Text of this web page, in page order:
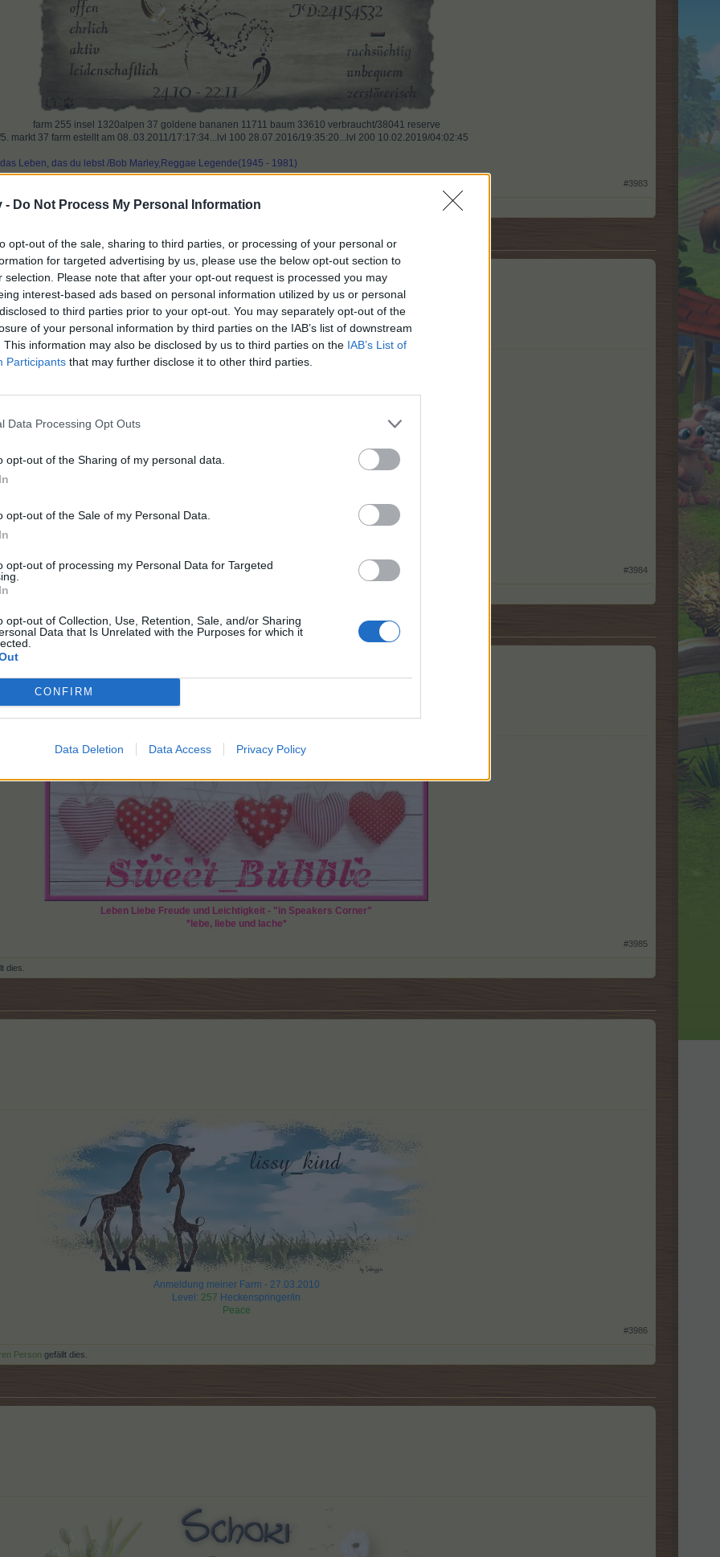
- Do Not Process My Personal Information
opt-out of the sale, sharing to third parties, or processing of your personal or
for targeted advertising by us, please use the below opt-out section to
selection. Please note that after your opt-out request is processed you may
interest-based ads based on personal information utilized by us or personal
to third parties prior to your opt-out. You may separately opt-out of the
of your personal information by third parties on the IAB’s list of downstream
This information may also be disclosed by us to third parties on the IAB’s List of
Participants that may further disclose it to other third parties.
Data Processing Opt Outs
opt-out of the Sharing of my personal data.
opt-out of the Sale of my Personal Data.
opt-out of processing my Personal Data for Targeted
opt-out of Collection, Use, Retention, Sale, and/or Sharing
Data that Is Unrelated with the Purposes for which it
CONFIRM
Data Deletion Data Access Privacy Policy
farm 255 insel 1320alpen 37 goldene bananen 11711 baum 33610 verbraucht/38041 reserve​
markt 37 farm estellt am 08..03.2011/17:17:34...lvl 100 28.07.2016/19:35:20...lvl 200 10.02.2019/04:02:45
Leben, das du lebst /Bob Marley,Reggae Legende(1945 - 1981)
#3983
1 weiteren Persongefällt dies.
#3984
gefällt dies.
Leben Liebe Freude und Leichtigkeit - "in Speakers Corner"
*lebe, liebe und lache*
#3985
dies.
Anmeldung meiner Farm - 27.03.2010
Level: 257 Heckenspringer/in
Peace
#3986
Person gefällt dies.